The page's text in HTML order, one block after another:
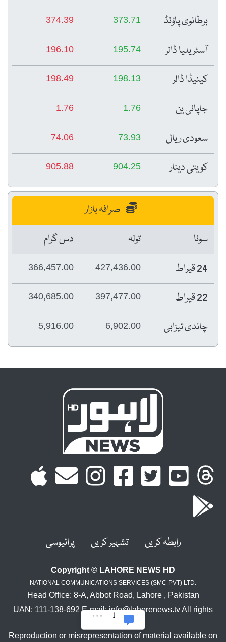
برطانوی پاؤنڈ 373.71
374.39
آسٹریلیا ڈالر 195.74
196.10
کینیڈا ڈالر 198.13
198.49
جاپانی ین 1.76
1.76
سعودی ریال 73.93
74.06
کویتی دینار 904.25
905.88
صرافہ بازار
سونا
تولہ
دس گرام
24 قیراط
427,436.00
366,457.00
22 قیراط 397,477.00
340,685.00
چاندی تیزابی 6,902.00
5,916.00
رابطہ کریں تشہیر کریں پرائیوسی
Copyright © LAHORE NEWS HD
NATIONAL COMMUNICATIONS SERVICES (SMC-PVT) LTD.
Head Office: 8-A, Abbot Road, Lahore , Pakistan
UAN: 111-138-692 E-mail: info@lahorenews.tv All rights
reserved.
Reproduction or misrepresentation of material available on